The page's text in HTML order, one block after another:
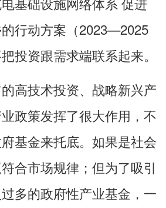
行动方案（2023—2025
投资跟需求端联系起来。
技术投资、战略新兴产
政策发挥了很大作用，不
基金来托底。如果是社会
合市场规律；但为了吸引
多的政府性产业基金，一